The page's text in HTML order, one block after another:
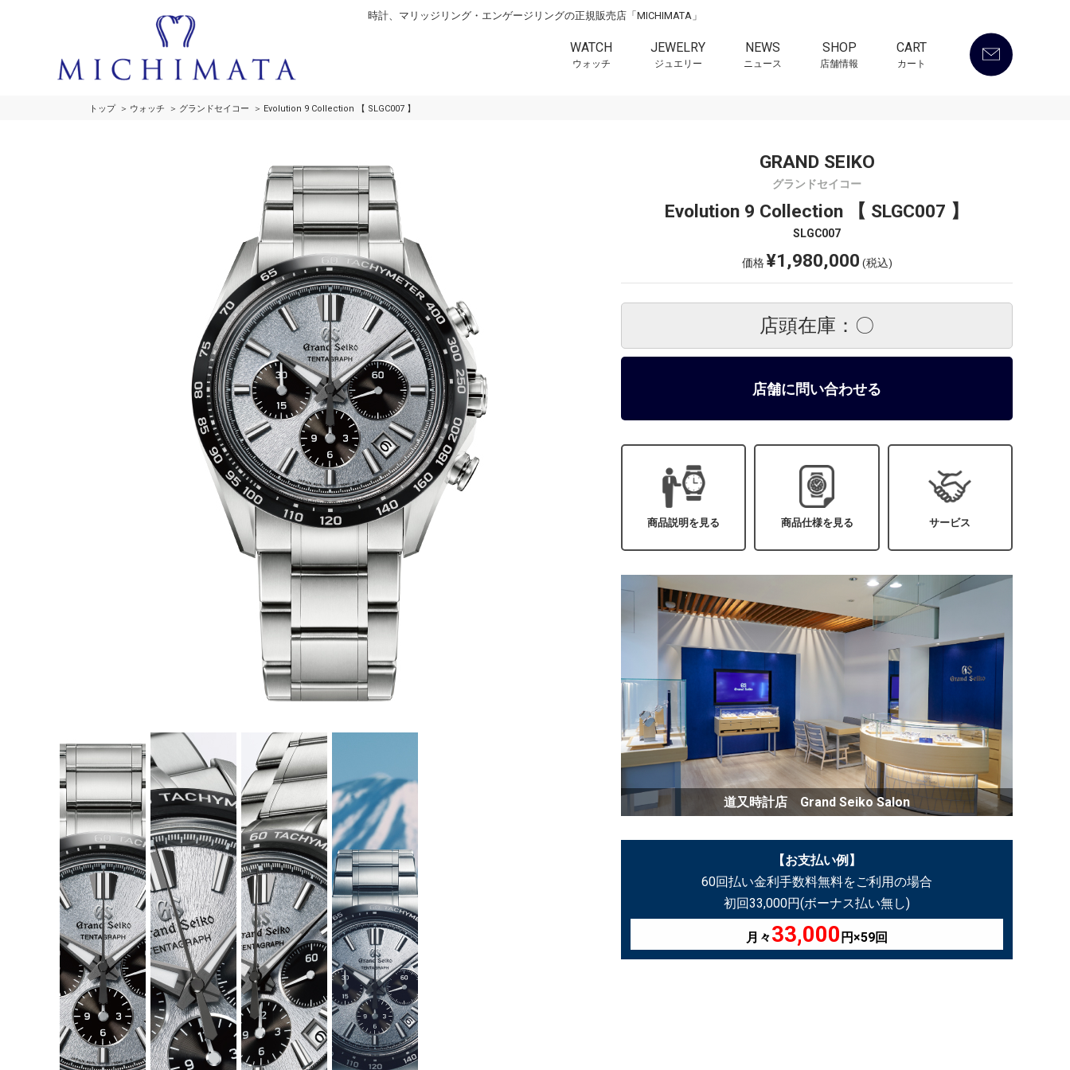
時計、マリッジリング・エンゲージリングの正規販売店「MICHIMATA」
WATCH
ウォッチ
JEWELRY
ジュエリー
NEWS
ニュース
SHOP
店舗情報
CART
カート
トップ ウォッチ グランドセイコー Evolution 9 Collection 【 SLGC007 】
GRAND SEIKO
グランドセイコー
Evolution 9 Collection 【 SLGC007 】
SLGC007
価格¥1,980,000 (税込)
店頭在庫：〇
店舗に問い合わせる
商品説明を見る 商品仕様を見る サービス
道又時計店 Grand Seiko Salon
【お支払い例】
60回払い金利手数料無料をご利用の場合
初回33,000円(ボーナス払い無し)
月々33,000 円×59回